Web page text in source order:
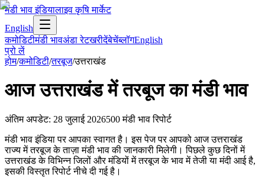
मंडी भाव इंडियालाइव कृषि मार्केट
English
कमोडिटीमंडी भावअंडा रेटखरीदेंबेचेंब्लॉगEnglish
प्रो लें
होम/कमोडिटी/तरबूज/उत्तराखंड
आजउत्तराखंडमेंतरबूजका मंडी भाव
अंतिम अपडेट: 28 जुलाई 2026500 मंडी भाव रिपोर्ट
मंडी भाव इंडिया पर आपका स्वागत है। इस पेज पर आपको आज उत्तराखंड
राज्य में तरबूज के ताज़ा मंडी भाव की जानकारी मिलेगी। पिछले कुछ दिनों में
उत्तराखंड के विभिन्न जिलों और मंडियों में तरबूज के भाव में तेजी या मंदी आई है,
इसकी विस्तृत रिपोर्ट नीचे दी गई है।